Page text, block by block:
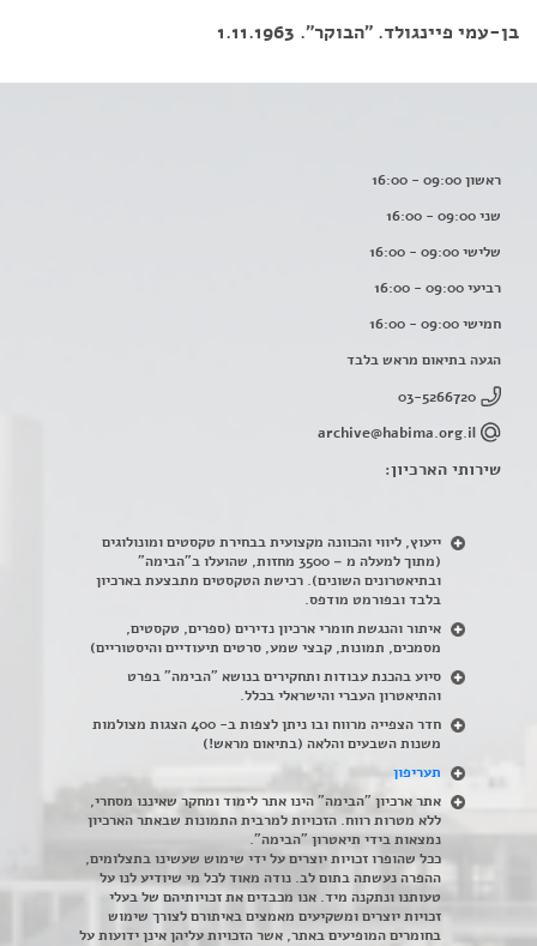
בן-עמי פיינגולד. "הבוקר". 1.11.1963
ראשון 09:00 - 16:00
שני 09:00 - 16:00
שלישי 09:00 - 16:00
רביעי 09:00 - 16:00
חמישי 09:00 - 16:00
הגעה בתיאום מראש בלבד
03-5266720
archive@habima.org.il
שירותי הארכיון:
ייעוץ, ליווי והכוונה מקצועית בבחירת טקסטים ומונולוגים
(מתוך למעלה מ – 3500 מחזות, שהועלו ב"הבימה"
ובתיאטרונים השונים). רכישת הטקסטים מתבצעת בארכיון
בלבד ובפורמט מודפס.
איתור והנגשת חומרי ארכיון נדירים (ספרים, טקסטים,
מסמכים, תמונות, קבצי שמע, סרטים תיעודיים והיסטוריים)
סיוע בהכנת עבודות ותחקירים בנושא "הבימה" בפרט
והתיאטרון העברי והישראלי בכלל.
חדר הצפייה מרווח ובו ניתן לצפות ב- 400 הצגות מצולמות
משנות השבעים והלאה (בתיאום מראש!)
תעריפון
אתר ארכיון "הבימה" הינו אתר לימוד ומחקר שאיננו מסחרי,
ללא מטרות רווח. הזכויות למרבית התמונות שבאתר הארכיון
נמצאות בידי תיאטרון "הבימה".
ככל שהופרו זכויות יוצרים על ידי שימוש שעשינו בתצלומים,
ההפרה נעשתה בתום לב. נודה מאוד לכל מי שיודיע לנו על
טעותנו ונתקנה מיד. אנו מכבדים את זכויותיהם של בעלי
זכויות יוצרים ומשקיעים מאמצים באיתורם לצורך שימוש
בחומרים המופיעים באתר, אשר הזכויות עליהן אינן ידועות על